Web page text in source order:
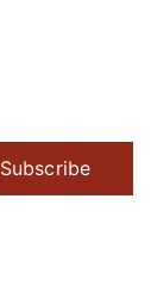
Subscribe